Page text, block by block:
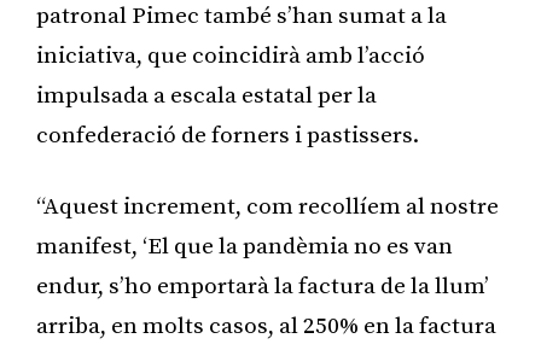
patronal Pimec també s’han sumat a la
iniciativa, que coincidirà amb l’acció
impulsada a escala estatal per la
confederació de forners i pastissers.
“Aquest increment, com recollíem al nostre
manifest, ‘El que la pandèmia no es van
endur, s’ho emportarà la factura de la llum’
arriba, en molts casos, al 250% en la factura